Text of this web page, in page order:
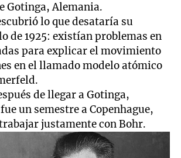
Gotinga, Alemania.
lo que desataría su
de 1925: existían problemas en
para explicar el movimiento
en el llamado modelo atómico
de llegar a Gotinga,
un semestre a Copenhague,
justamente con Bohr.